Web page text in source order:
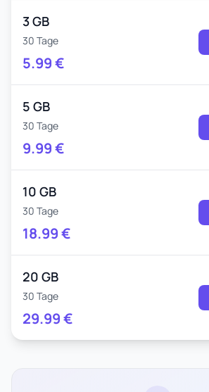
3 GB
30 Tage
5.99€
5 GB
30 Tage
9.99€
10 GB
30 Tage
18.99€
20 GB
30 Tage
29.99€